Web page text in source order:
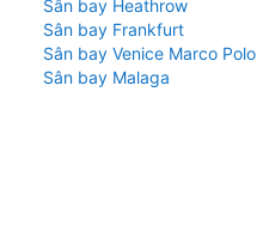
Sân bay Heathrow
Sân bay Frankfurt
Sân bay Venice Marco Polo
Sân bay Malaga